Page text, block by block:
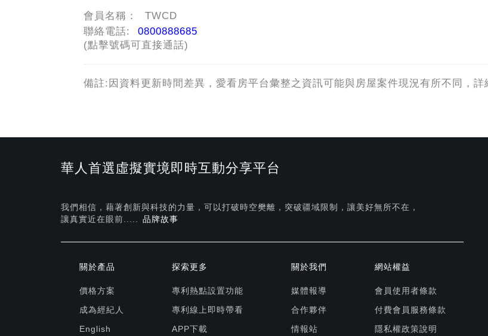
會員名稱：
TWCD
聯絡電話:
0800888685
(點擊號碼可直接通話)
備註:因資料更新時間差異，愛看房平台彙整之資訊可能與房屋案件現況有所不同，
華人首選虛擬實境即時互動分享平台
我們相信，藉著創新與科技的力量，可以打破時空樊離，突破疆域限制，讓美好無所不在，
讓真實近在眼前..... 品牌故事
關於產品
價格方案
成為經紀人
English
探索更多
專利熱點設置功能
專利線上即時帶看
APP下載
關於我們
媒體報導
合作夥伴
情報站
網站權益
會員使用者條款
付費會員服務條款
隱私權政策說明